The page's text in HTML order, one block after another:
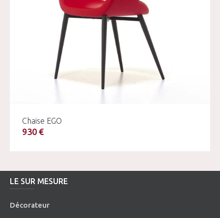
Chaise EGO
930 €
LE SUR MESURE
Décorateur